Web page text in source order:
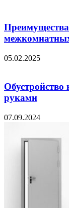
05.02.2025
руками
07.09.2024